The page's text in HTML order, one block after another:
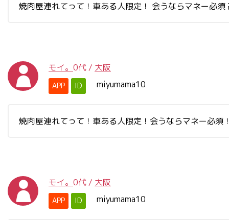
焼肉屋連れてって！車ある人限定！ 会うならマネー必須
モイ。 0代 / 大阪
APP ID miyumama10
焼肉屋連れてって！車ある人限定！会うならマネー必須
モイ。 0代 / 大阪
APP ID miyumama10